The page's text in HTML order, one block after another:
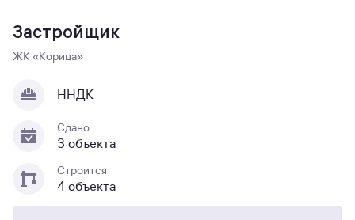
Застройщик
ЖК «Корица»
ННДК
Сдано
3 объекта
Строится
4 объекта